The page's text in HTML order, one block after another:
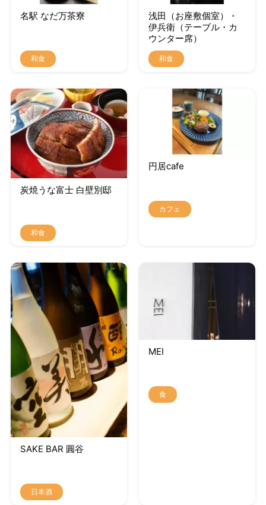
名駅 なだ万茶寮
和食
浅田（お座敷個室）・
伊兵衛（テーブル・カ
ウンター席）
和食
炭焼うな富士 白壁別邸
和食
円居cafe
カフェ
SAKE BAR 圓谷
日本酒
MEI
食